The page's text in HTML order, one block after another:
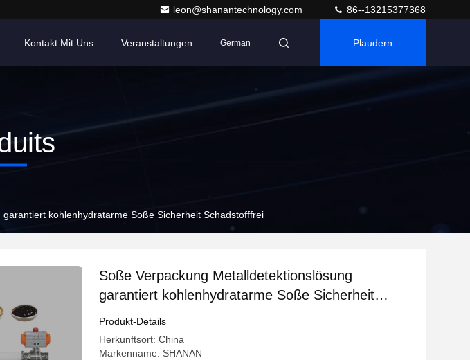
leon@shanantechnology.com 86--13215377368
Kontakt Mit Uns Veranstaltungen German Plaudern
kohlenhydratarme Soße Sicherheit Schadstofffrei
Soße Verpackung Metalldetektionslösung
garantiert kohlenhydratarme Soße Sicherheit
Schadstofffrei
Produkt-Details
Herkunftsort: China
Markenname: SHANAN